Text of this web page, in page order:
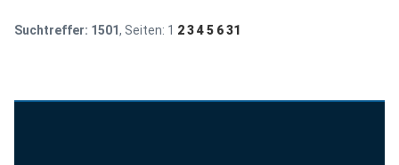
Suchtreffer: 1501, Seiten: 1 2 3 4 5 6 31